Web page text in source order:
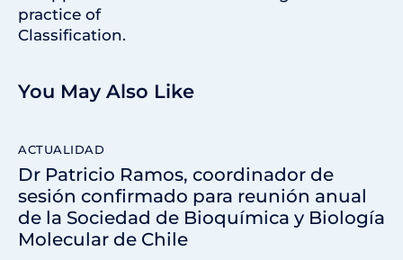
practice of
Classification.
You May Also Like
ACTUALIDAD
Dr Patricio Ramos, coordinador de
sesión confirmado para reunión anual
de la Sociedad de Bioquímica y Biología
Molecular de Chile